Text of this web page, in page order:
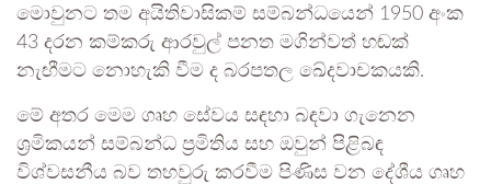
මොවුනට තම අයිතිවාසිකම් සම්බන්ධයෙන් 1950 අංක
43 දරන කම්කරු ආරවුල් පනත මගින්වත් හඬක්
නැඟීමට නොහැකි වීම ද බරපතල ඛේදවාචකයකි.
මේ අතර මෙම ගෘහ සේවය සඳහා බඳවා ගැනෙන
ශ්‍රමිකයන් සම්බන්ධ ප්‍රමිතිය සහ ඔවුන් පිළිබඳ
විශ්වසනීය බව තහවුරු කරවීම පිණිස වන දේශීය ගෘහ